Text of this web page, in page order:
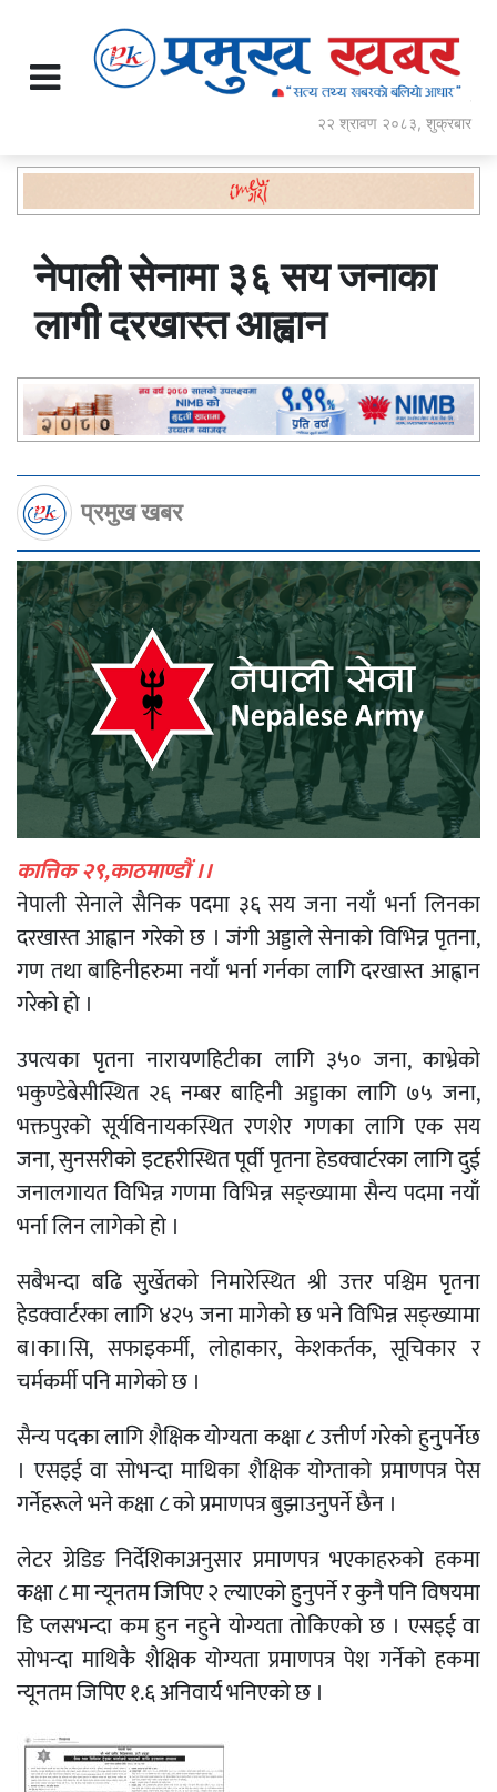
२२ श्रावण २०८३, शुक्रबार
नेपाली सेनामा ३६ सय जनाका
लागी दरखास्त आह्वान
प्रमुख खबर
कात्तिक २९,काठमाण्डौं ।।
नेपाली सेनाले सैनिक पदमा ३६ सय जना नयाँ भर्ना लिनका
दरखास्त आह्वान गरेको छ । जंगी अड्डाले सेनाको विभिन्न पृतना,
गण तथा बाहिनीहरुमा नयाँ भर्ना गर्नका लागि दरखास्त आह्वान
गरेको हो ।
उपत्यका पृतना नारायणहिटीका लागि ३५० जना, काभ्रेको
भकुण्डेबेसीस्थित २६ नम्बर बाहिनी अड्डाका लागि ७५ जना,
भक्तपुरको सूर्यविनायकस्थित रणशेर गणका लागि एक सय
जना, सुनसरीको इटहरीस्थित पूर्वी पृतना हेडक्वार्टरका लागि दुई
जनालगायत विभिन्न गणमा विभिन्न सङ्ख्यामा सैन्य पदमा नयाँ
भर्ना लिन लागेको हो ।
सबैभन्दा बढि सुर्खेतको निमारेस्थित श्री उत्तर पश्चिम पृतना
हेडक्वार्टरका लागि ४२५ जना मागेको छ भने विभिन्न सङ्ख्यामा
ब।का।सि, सफाइकर्मी, लोहाकार, केशकर्तक, सूचिकार र
चर्मकर्मी पनि मागेको छ ।
सैन्य पदका लागि शैक्षिक योग्यता कक्षा ८ उत्तीर्ण गरेको हुनुपर्नेछ
। एसइई वा सोभन्दा माथिका शैक्षिक योग्ताको प्रमाणपत्र पेस
गर्नेहरूले भने कक्षा ८ को प्रमाणपत्र बुझाउनुपर्ने छैन ।
लेटर ग्रेडिङ निर्देशिकाअनुसार प्रमाणपत्र भएकाहरुको हकमा
कक्षा ८ मा न्यूनतम जिपिए २ ल्याएको हुनुपर्ने र कुनै पनि विषयमा
डि प्लसभन्दा कम हुन नहुने योग्यता तोकिएको छ । एसइई वा
सोभन्दा माथिकै शैक्षिक योग्यता प्रमाणपत्र पेश गर्नेको हकमा
न्यूनतम जिपिए १.६ अनिवार्य भनिएको छ ।